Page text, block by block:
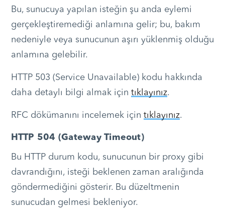
Bu, sunucuya yapılan isteğin şu anda eylemi
gerçekleştiremediği anlamına gelir; bu, bakım
nedeniyle veya sunucunun aşırı yüklenmiş olduğu
anlamına gelebilir.
HTTP 503 (Service Unavailable) kodu hakkında
daha detaylı bilgi almak için tıklayınız.
RFC dökümanını incelemek için tıklayınız.
HTTP 504 (Gateway Timeout)
Bu HTTP durum kodu, sunucunun bir proxy gibi
davrandığını, isteği beklenen zaman aralığında
göndermediğini gösterir. Bu düzeltmenin
sunucudan gelmesi bekleniyor.